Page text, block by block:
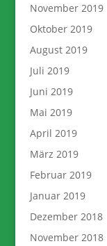
November 2019
Oktober 2019
August 2019
Juli 2019
Juni 2019
Mai 2019
April 2019
März 2019
Februar 2019
Januar 2019
Dezember 2018
November 2018